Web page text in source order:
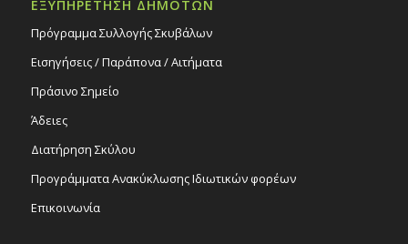
ΕΞΥΠΗΡΕΤΗΣΗ ΔΗΜΟΤΩΝ
Πρόγραμμα Συλλογής Σκυβάλων
Εισηγήσεις / Παράπονα / Αιτήματα
Πράσινο Σημείο
Άδειες
Διατήρηση Σκύλου
Προγράμματα Ανακύκλωσης Ιδιωτικών φορέων
Επικοινωνία